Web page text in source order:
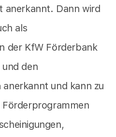
anerkannt. Dann wird
als
der KfW Förderbank
und den
und kann zu